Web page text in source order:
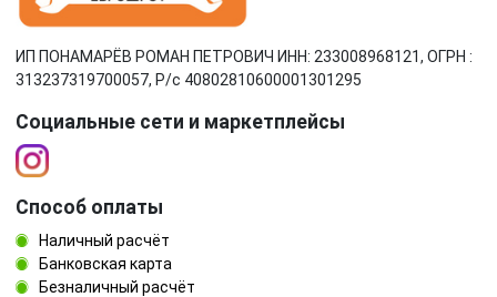
ИП ПОНАМАРЁВ РОМАН ПЕТРОВИЧ ИНН: 233008968121, ОГРН :
313237319700057, Р/c 40802810600001301295
Социальные сети и маркетплейсы
Способ оплаты
Наличный расчёт
Банковская карта
Безналичный расчёт